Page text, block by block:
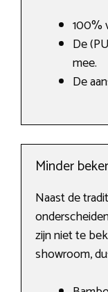
100%
De
mee.
De
Minder
Naast de
zijn niet te
showroom,